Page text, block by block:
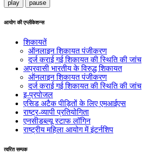
play pause
आयोग की एप्लीकेशन्स
शिकायतें
ऑनलाइन शिकायत पंजीकरण
दर्ज कराई गई शिकायत की स्थिति की जांच
अप्रवासी भारतीय के विरुद्ध शिकायत
ऑनलाइन शिकायत पंजीकरण
दर्ज कराई गई शिकायत की स्थिति की जांच
इ-प्रपोजल
एसिड अटैक पीड़ितों के लिए एमआईएस
राष्ट्र-व्यापी प्रतियोगिता
एनसीडब्ल्यू स्टाफ लॉगिन
राष्ट्रीय महिला आयोग में इंटर्नशिप
त्वरित सम्पक